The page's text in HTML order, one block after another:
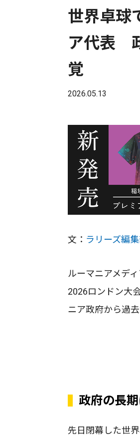
世界卓球
ア代表
覚
2026.05.13
文： ラリーズ編
ルーマニアメデ
2026ロンドン大
ニア政府から過
政府の長
先日閉幕した世